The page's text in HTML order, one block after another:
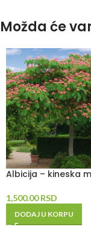
Možda će
Albicija – kineska
1,500.00RSD
DODAJ U KORPU